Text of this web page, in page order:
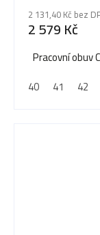
hodnocení
produktu
je
5,0
5
2 131,40 Kč bez
2 579 Kč
Pracovní obuv
40
41 42